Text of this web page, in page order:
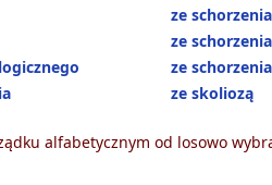
ze
ze
ze
ze skoliozą
alfabetycznym od losowo